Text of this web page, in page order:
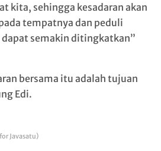
kita, sehingga kesadaran akan
tempatnya dan peduli
semakin ditingkatkan”
bersama itu adalah tujuan
Edi.
Javasatu)